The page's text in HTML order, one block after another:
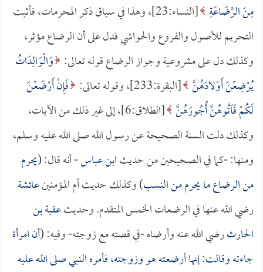
مِنَ الرَّضَاعَةِ
[النساء:23]، وهذا في سياق ذكر المحرمات، فأثبت
التحريم للأصول والفروع والحواشي فدل على أن الرضاع مؤثر،
وكذلك دل على مشروعية وجواز الرضاع قوله تعالى: وَالْوَالِدَاتُ
يُرْضِعْنَ أَوْلادَهُنَّ [البقرة:233]، وقوله تعالى:
فَإِنْ أَرْضَعْنَ
لَكُمْ فَآتُوهُنَّ أُجُورَهُنَّ
[الطلاق:6]، إلى غير ذلك من الآيات،
وكذلك دلت السنة الصحيحة عن رسول الله صلى الله عليه وسلم،
ومنها: -كما في الصحيحين من حديثابن عباس- أنه قال: (يحرم
من الرضاع ما يحرم من النسب) وكذلك حديث أم المؤمنينعائشة
رضي الله عنها في الرضعات الخمس المتقدم. وحديثعقبة بن
الحارثرضي الله عنه وأرضاه -في قصته مع زوجته- وفيه: (أن امرأة
جاءته وقالت: إنها أرضعته هو وزوجته، فأمره النبي صلى الله عليه